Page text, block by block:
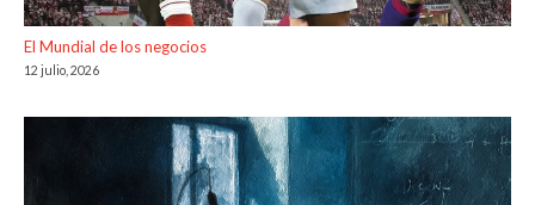
El Mundial de los negocios
12 julio, 2026